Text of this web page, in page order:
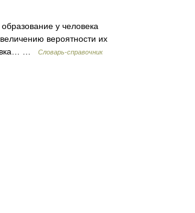
у человека
вероятности их
…
Словарь-справочник